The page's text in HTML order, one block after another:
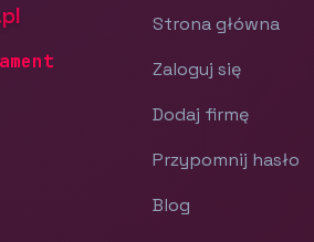
Strona główna
Zaloguj się
Dodaj firmę
Przypomnij hasło
Blog